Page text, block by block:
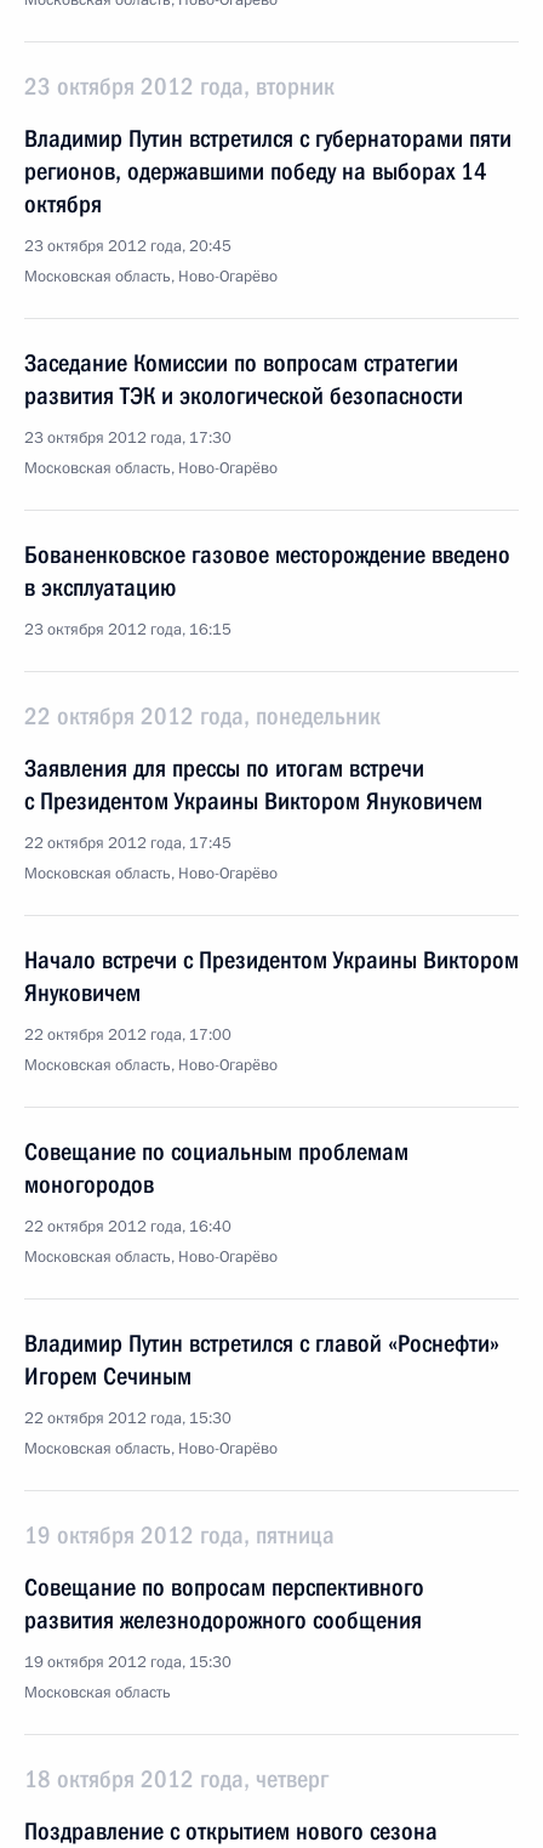
23 октября 2012 года, вторник
Владимир Путин встретился с губернаторами пяти
регионов, одержавшими победу на выборах 14
октября
23 октября 2012 года, 20:45
Московская область, Ново-Огарёво
Заседание Комиссии по вопросам стратегии
развития ТЭК и экологической безопасности
23 октября 2012 года, 17:30
Московская область, Ново-Огарёво
Бованенковское газовое месторождение введено
в эксплуатацию
23 октября 2012 года, 16:15
22 октября 2012 года, понедельник
Заявления для прессы по итогам встречи
с Президентом Украины Виктором Януковичем
22 октября 2012 года, 17:45
Московская область, Ново-Огарёво
Начало встречи с Президентом Украины Виктором
Януковичем
22 октября 2012 года, 17:00
Московская область, Ново-Огарёво
Совещание по социальным проблемам
моногородов
22 октября 2012 года, 16:40
Московская область, Ново-Огарёво
Владимир Путин встретился с главой «Роснефти»
Игорем Сечиным
22 октября 2012 года, 15:30
Московская область, Ново-Огарёво
19 октября 2012 года, пятница
Совещание по вопросам перспективного
развития железнодорожного сообщения
19 октября 2012 года, 15:30
Московская область
18 октября 2012 года, четверг
Поздравление с открытием нового сезона